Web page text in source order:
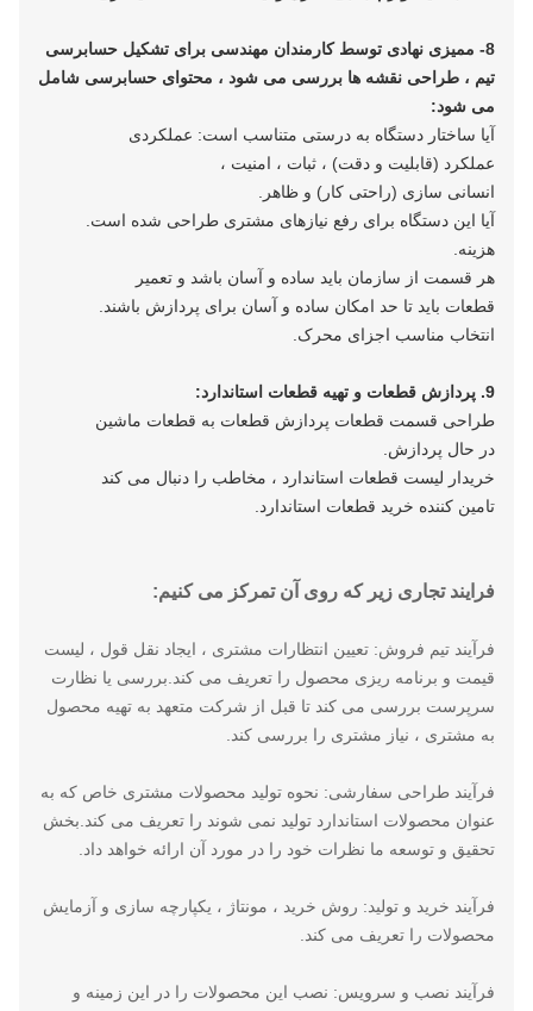
8- ممیزی نهادی توسط کارمندان مهندسی برای تشکیل حسابرسی
تیم ، طراحی نقشه ها بررسی می شود ، محتوای حسابرسی شامل
می شود:
آیا ساختار دستگاه به درستی متناسب است: عملکردی
عملکرد (قابلیت و دقت) ، ثبات ، امنیت ،
انسانی سازی (راحتی کار) و ظاهر.
آیا این دستگاه برای رفع نیازهای مشتری طراحی شده است.
هزینه.
هر قسمت از سازمان باید ساده و آسان باشد و تعمیر
قطعات باید تا حد امکان ساده و آسان برای پردازش باشند.
انتخاب مناسب اجزای محرک.
9. پردازش قطعات و تهیه قطعات استاندارد:
طراحی قسمت قطعات پردازش قطعات به قطعات ماشین
در حال پردازش.
خریدار لیست قطعات استاندارد ، مخاطب را دنبال می کند
تامین کننده خرید قطعات استاندارد.
فرایند تجاری زیر که روی آن تمرکز می کنیم:
فرآیند تیم فروش: تعیین انتظارات مشتری ، ایجاد نقل قول ، لیست
قیمت و برنامه ریزی محصول را تعریف می کند.بررسی یا نظارت
سرپرست بررسی می کند تا قبل از شرکت متعهد به تهیه محصول
به مشتری ، نیاز مشتری را بررسی کند.
فرآیند طراحی سفارشی: نحوه تولید محصولات مشتری خاص که به
عنوان محصولات استاندارد تولید نمی شوند را تعریف می کند.بخش
تحقیق و توسعه ما نظرات خود را در مورد آن ارائه خواهد داد.
فرآیند خرید و تولید: روش خرید ، مونتاژ ، یکپارچه سازی و آزمایش
محصولات را تعریف می کند.
فرآیند نصب و سرویس: نصب این محصولات را در این زمینه و